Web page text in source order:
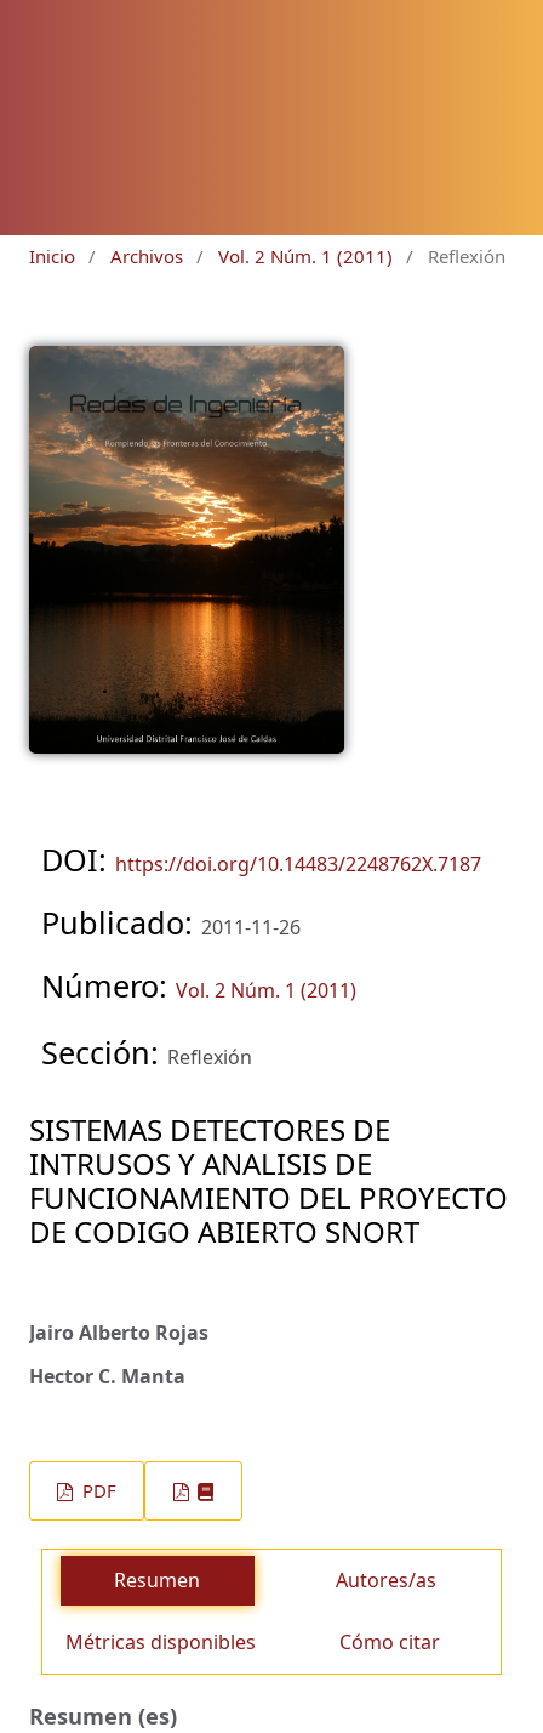
Inicio / Archivos / Vol. 2 Núm. 1 (2011) / Reflexión
DOI: https://doi.org/10.14483/2248762X.7187
Publicado: 2011-11-26
Número: Vol. 2 Núm. 1 (2011)
Sección: Reflexión
SISTEMAS DETECTORES DE
INTRUSOS Y ANALISIS DE
FUNCIONAMIENTO DEL PROYECTO
DE CODIGO ABIERTO SNORT
Jairo Alberto Rojas
Hector C. Manta
PDF
Resumen Autores/as
Métricas disponibles Cómo citar
Resumen (es)